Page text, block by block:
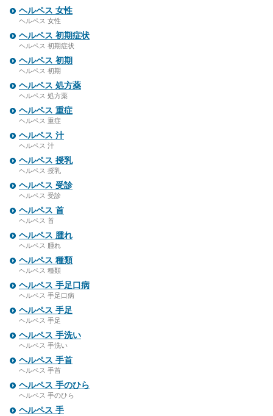
ヘルペス 女性
ヘルペス 女性
ヘルペス 初期症状
ヘルペス 初期症状
ヘルペス 初期
ヘルペス 初期
ヘルペス 処方薬
ヘルペス 処方薬
ヘルペス 重症
ヘルペス 重症
ヘルペス 汁
ヘルペス 汁
ヘルペス 授乳
ヘルペス 授乳
ヘルペス 受診
ヘルペス 受診
ヘルペス 首
ヘルペス 首
ヘルペス 腫れ
ヘルペス 腫れ
ヘルペス 種類
ヘルペス 種類
ヘルペス 手足口病
ヘルペス 手足口病
ヘルペス 手足
ヘルペス 手足
ヘルペス 手洗い
ヘルペス 手洗い
ヘルペス 手首
ヘルペス 手首
ヘルペス 手のひら
ヘルペス 手のひら
ヘルペス 手